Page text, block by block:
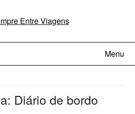
Menu
Diário de bordo